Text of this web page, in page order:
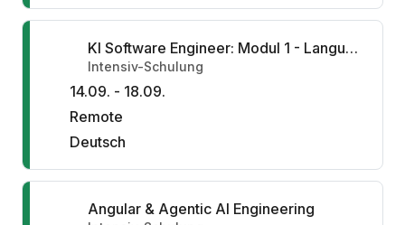
KI Software Engineer: Modul 1 - Language Models, Agents, Workflows
Intensiv-Schulung
14.09. - 18.09.
Remote
Deutsch
Angular & Agentic AI Engineering